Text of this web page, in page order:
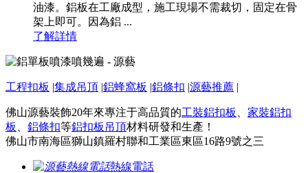
油漆。鋁板在工廠成型，施工現場不需裁切，固定在骨
架上即可。因為鋁 ...
了解詳情
工程扣板 |集成吊頂 |鋁蜂窩板 |鋁條扣 |源藝推薦 |
佛山源藝裝飾20年來專注于高品質的工裝鋁扣板
家裝鋁扣
板
鋁條扣等鋁扣板吊頂材料研發和生產！
佛山市南海區獅山鎮羅村聯和工業區東區16路9號之三
熱線電話